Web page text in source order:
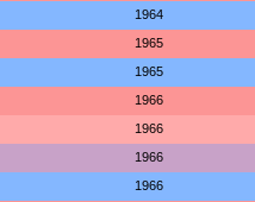
1964
1965
1965
1966
1966
1966
1966